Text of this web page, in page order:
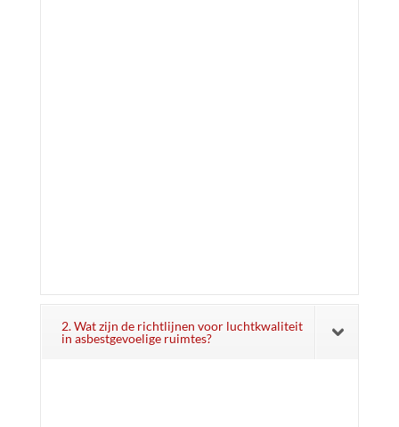
2. Wat zijn de richtlijnen voor luchtkwaliteit
in asbestgevoelige ruimtes?